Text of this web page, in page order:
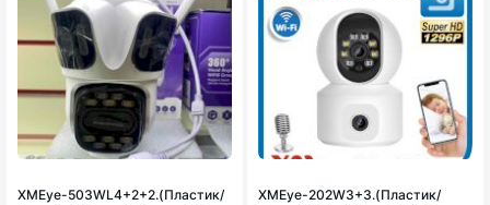
XMEye-503WL4+2+2.(Пластик/
XMEye-202W3+3.(Пластик/